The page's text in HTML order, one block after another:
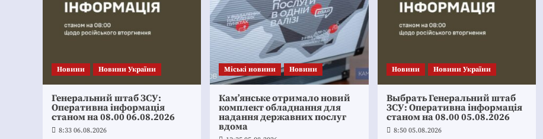
Новини Новини України
Генеральний штаб ЗСУ:
Оперативна інформація
станом на 08.00 06.08.2026
8:33 06.08.2026
Mіські новини Новини
Кам’янське отримало новий
комплект обладнання для
надання державних послуг
вдома
Новини Новини України
Выбрать Генеральний штаб
ЗСУ: Оперативна інформація
станом на 08.00 05.08.2026
8:50 05.08.2026